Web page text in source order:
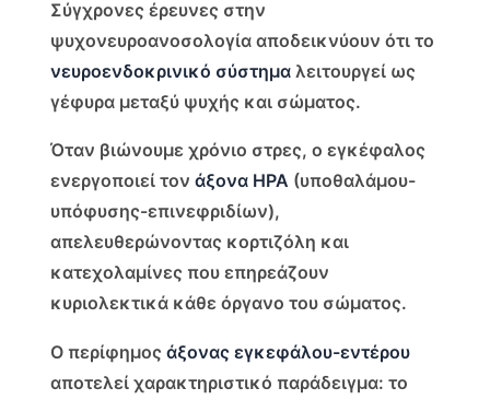
Σύγχρονες έρευνες στην
ψυχονευροανοσολογία αποδεικνύουν ότι το
νευροενδοκρινικό σύστημα λειτουργεί ως
γέφυρα μεταξύ ψυχής και σώματος.
Όταν βιώνουμε χρόνιο στρες, ο εγκέφαλος
ενεργοποιεί τονάξονα HPA (υποθαλάμου-
υπόφυσης-επινεφριδίων),
απελευθερώνοντας κορτιζόλη και
κατεχολαμίνες που επηρεάζουν
κυριολεκτικά κάθε όργανο του σώματος.
Ο περίφημοςάξονας εγκεφάλου-εντέρου
αποτελεί χαρακτηριστικό παράδειγμα: το